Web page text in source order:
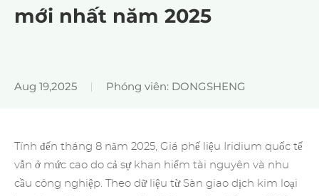
mới nhất năm 2025
Aug 19,2025 Phóng viên: DONGSHENG
Tính đến tháng 8 năm 2025, Giá phế liệu Iridium quốc tế
vẫn ở mức cao do cả sự khan hiếm tài nguyên và nhu
cầu công nghiệp. Theo dữ liệu từ Sàn giao dịch kim loại